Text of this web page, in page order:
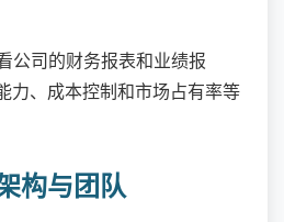
公司的财务报表和业绩报
力、成本控制和市场占有率等
构与团队